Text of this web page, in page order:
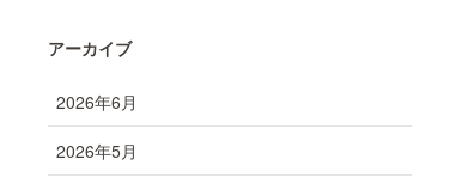
アーカイブ
2026年6月
2026年5月